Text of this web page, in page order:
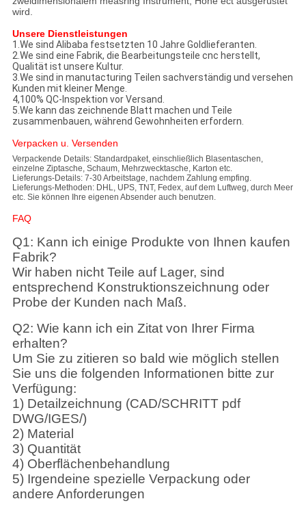
wird.
Unsere Dienstleistungen
1.We sind Alibaba festsetzten 10 Jahre Goldlieferanten.
2.We sind eine Fabrik, die Bearbeitungsteile cnc herstellt,
Qualität ist unsere Kultur.
3.We sind in manutacturing Teilen sachverständig und versehen
Kunden mit kleiner Menge.
4,100% QC-Inspektion vor Versand.
5.We kann das zeichnende Blatt machen und Teile
zusammenbauen, während Gewohnheiten erfordern.
Verpacken u. Versenden
Verpackende Details: Standardpaket, einschließlich Blasentaschen,
einzelne Ziptasche, Schaum, Mehrzwecktasche, Karton etc.
Lieferungs-Details: 7-30 Arbeitstage, nachdem Zahlung empfing.
Lieferungs-Methoden: DHL, UPS, TNT, Fedex, auf dem Luftweg, durch Meer
etc. Sie können Ihre eigenen Absender auch benutzen.
FAQ
Q1: Kann ich einige Produkte von Ihnen kaufen
Fabrik?
Wir haben nicht Teile auf Lager, sind
entsprechend Konstruktionszeichnung oder
Probe der Kunden nach Maß.
Q2: Wie kann ich ein Zitat von Ihrer Firma
erhalten?
Um Sie zu zitieren so bald wie möglich stellen
Sie uns die folgenden Informationen bitte zur
Verfügung:
1) Detailzeichnung (CAD/SCHRITT pdf
DWG/IGES/)
2) Material
3) Quantität
4) Oberflächenbehandlung
5) Irgendeine spezielle Verpackung oder
andere Anforderungen